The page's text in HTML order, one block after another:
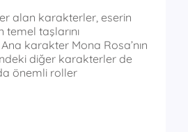
alan karakterler, eserin
temel taşlarını
karakter Mona Rosa’nın
diğer karakterler de
önemli roller